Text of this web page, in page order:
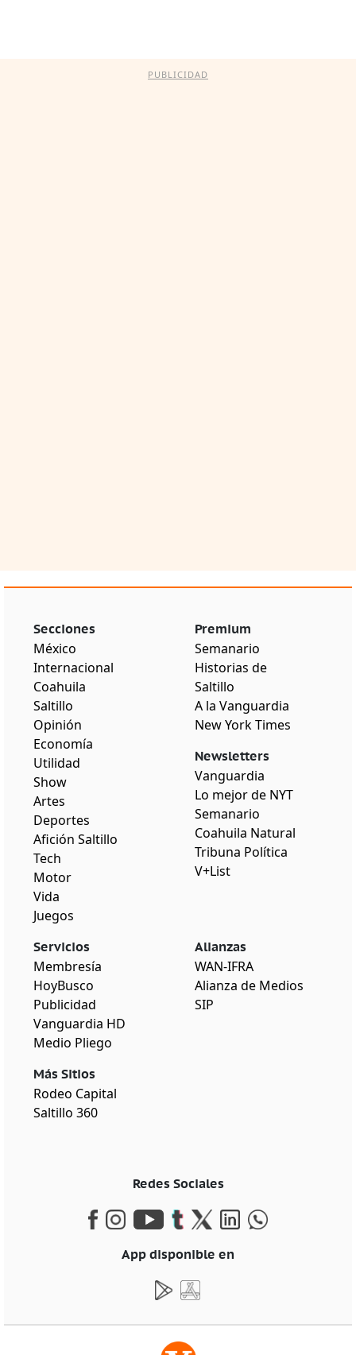
PUBLICIDAD
Secciones
México
Internacional
Coahuila
Saltillo
Opinión
Economía
Utilidad
Show
Artes
Deportes
Afición Saltillo
Tech
Motor
Vida
Juegos
Premium
Semanario
Historias de
Saltillo
A la Vanguardia
New York Times
Newsletters
Vanguardia
Lo mejor de NYT
Semanario
Coahuila Natural
Tribuna Política
V+List
Servicios
Membresía
HoyBusco
Publicidad
Vanguardia HD
Medio Pliego
Más Sitios
Rodeo Capital
Saltillo 360
Alianzas
WAN-IFRA
Alianza de Medios
SIP
Redes Sociales
App disponible en